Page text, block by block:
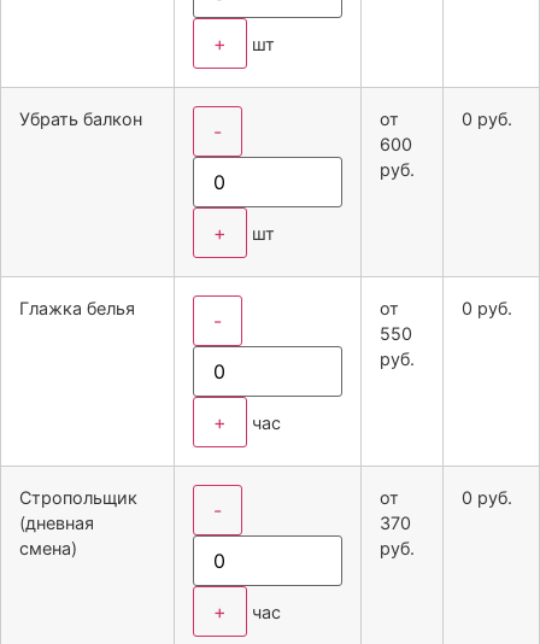
+ шт
Убрать балкон
-
+ шт
от
600
руб.
0 руб.
Глажка белья
-
+ час
от
550
руб.
0 руб.
Стропольщик
(дневная
смена)
-
+ час
от
370
руб.
0 руб.